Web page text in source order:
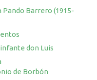
Pando Barrero (1915-
don Luis
de Borbón